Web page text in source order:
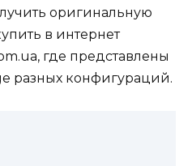
оригинальную
в интернет
где представлены
разных конфигураций.